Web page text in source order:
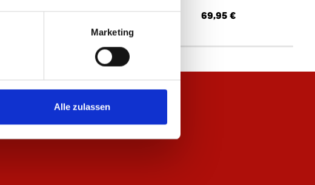
Marketing
Alle zulassen
44,95 € 69,95 €